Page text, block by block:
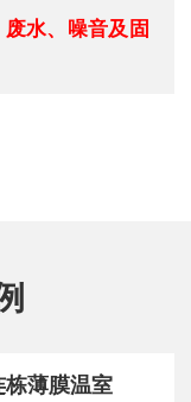
废水、噪音及固
薄膜温室